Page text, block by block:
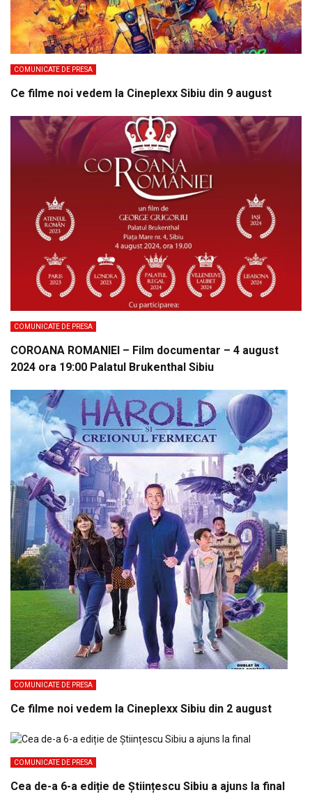
COMUNICATE DE PRESA
Ce filme noi vedem la Cineplexx Sibiu din 9 august
COMUNICATE DE PRESA
COROANA ROMANIEI – Film documentar – 4 august
2024 ora 19:00 Palatul Brukenthal Sibiu
COMUNICATE DE PRESA
Ce filme noi vedem la Cineplexx Sibiu din 2 august
COMUNICATE DE PRESA
Cea de-a 6-a ediție de Științescu Sibiu a ajuns la final